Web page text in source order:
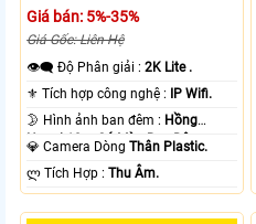
Giá bán: 5%-35%
Giá Gốc: Liên Hệ
👁️‍🗨 Độ Phân giải :2K Lite .
⚜️ Tích hợp công nghệ : IP Wifi.
🌛 Hình ảnh ban đêm : Hồng
Ngoại 10m Có Màu Ban Ðêm.
💎 Camera DòngThân Plastic.
️ლ Tích Hợp :Thu Âm.